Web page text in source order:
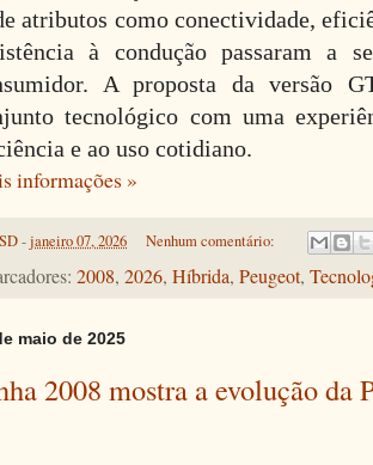
atributos como conectividade,
à condução passaram a
A proposta da versão
tecnológico com uma
e ao uso cotidiano.
informações »
SD-janeiro 07, 2026 Nenhum comentário:
2008, 2026, Híbrida, Peugeot,
maio de 2025
2008 mostra a evolução da